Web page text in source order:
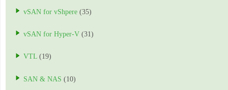
vSAN for vShpere (35)
vSAN for Hyper-V (31)
VTL (19)
SAN & NAS (10)